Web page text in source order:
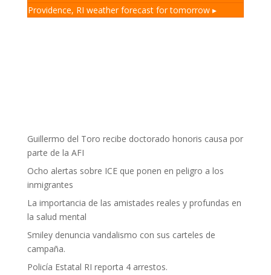
Providence, RI weather forecast for tomorrow ▸
Guillermo del Toro recibe doctorado honoris causa por
parte de la AFI
Ocho alertas sobre ICE que ponen en peligro a los
inmigrantes
La importancia de las amistades reales y profundas en
la salud mental
Smiley denuncia vandalismo con sus carteles de
campaña.
Policía Estatal RI reporta 4 arrestos.